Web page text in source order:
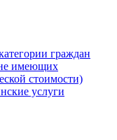
граждан
имеющих
стоимости)
услуги